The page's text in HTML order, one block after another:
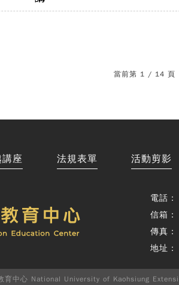
當前第 1 / 14
座 法規表單 活動剪影
電話：
信箱：
傳真：
地址：
育中心 National University of Kaohsiung